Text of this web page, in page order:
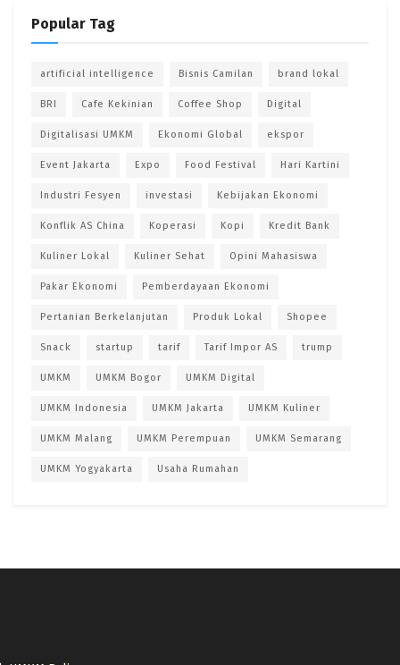
Popular Tag
artificial intelligence Bisnis Camilan brand lokal
BRI Cafe Kekinian Coffee Shop Digital
Digitalisasi UMKM Ekonomi Global ekspor
Event Jakarta Expo Food Festival Hari Kartini
Industri Fesyen investasi Kebijakan Ekonomi
Konflik AS China Koperasi Kopi Kredit Bank
Kuliner Lokal Kuliner Sehat Opini Mahasiswa
Pakar Ekonomi Pemberdayaan Ekonomi
Pertanian Berkelanjutan Produk Lokal Shopee
Snack startup tarif Tarif Impor AS trump
UMKM UMKM Bogor UMKM Digital
UMKM Indonesia UMKM Jakarta UMKM Kuliner
UMKM Malang UMKM Perempuan UMKM Semarang
UMKM Yogyakarta Usaha Rumahan